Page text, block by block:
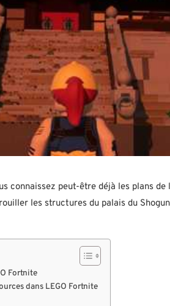
connaissez peut-être déjà les plans de
les structures du palais du
Fortnite
dans LEGO Fortnite